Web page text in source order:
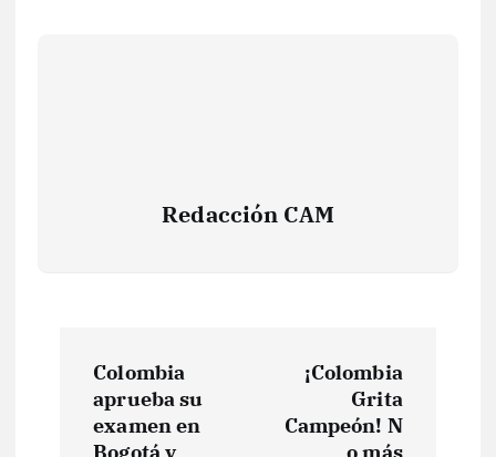
Redacción CAM
Colombia
aprueba su
examen en
Bogotá y
¡Colombia
Grita
Campeón! N
o más